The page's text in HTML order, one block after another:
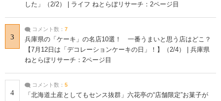
した」（2/2） | ライフ ねとらぼリサーチ：2ページ目
3
コメント数： 7
兵庫県の「ケーキ」の名店10選！ 一番うまいと思う店はどこ？
【7月12日は「デコレーションケーキの日」！】（2/4） | 兵庫県
ねとらぼリサーチ：2ページ目
4
コメント数： 5
「北海道土産としてもセンス抜群」六花亭の“店舗限定”お菓子が